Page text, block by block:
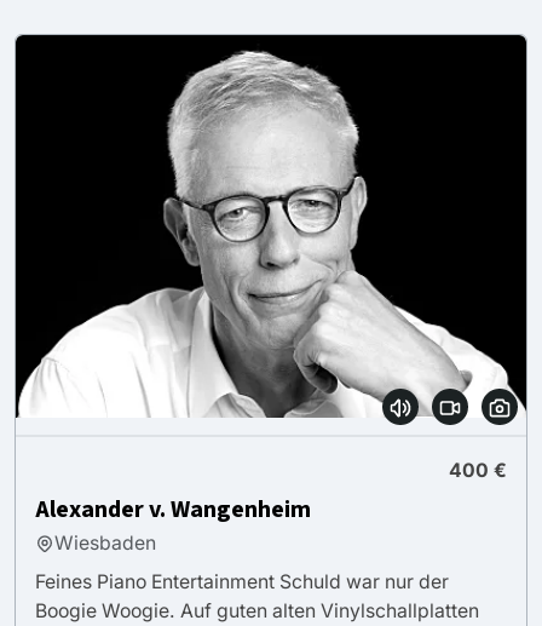
400 €
Alexander v. Wangenheim
Wiesbaden
Feines Piano Entertainment Schuld war nur der
Boogie Woogie. Auf guten alten Vinylschallplatten